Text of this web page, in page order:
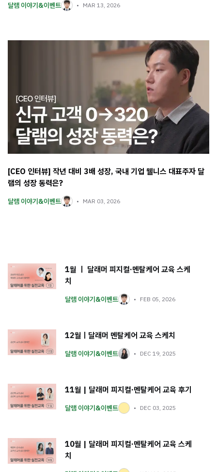
달램 이야기&이벤트 MAR 13, 2026
[CEO 인터뷰] 작년 대비 3배 성장, 국내 기업 웰니스 대표주자 달
램의 성장 동력은?
달램 이야기&이벤트 MAR 03, 2026
1월 ㅣ 달래머 피지컬·멘탈케어 교육 스케
치
달램 이야기&이벤트 FEB 05, 2026
12월ㅣ달래머 멘탈케어 교육 스케치
달램 이야기&이벤트 DEC 19, 2025
11월 | 달래머 피지컬·멘탈케어 교육 후기
달램 이야기&이벤트 DEC 03, 2025
10월 | 달래머 피지컬·멘탈케어 교육 스케
치